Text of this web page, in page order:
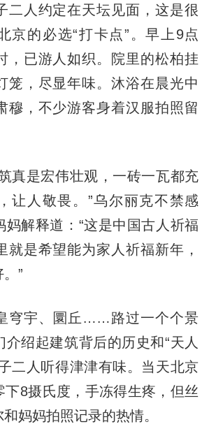
人约定在天坛见面，这是很
京的必选“打卡点”。早上9点
，已游人如织。院里的松柏挂
笼，尽显年味。沐浴在晨光中
穆，不少游客身着汉服拍照留
是宏伟壮观，一砖一瓦都充
让人敬畏。”乌尔丽克不禁感
妈解释道：“这是中国古人祈福
就是希望能为家人祈福新年，
”
宇、圜丘……路过一个个景
介绍起建筑背后的历史和“天人
二人听得津津有味。当天北京
下8摄氏度，手冻得生疼，但丝
妈妈拍照记录的热情。